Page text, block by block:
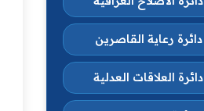
دائرة رعاية القاصرين
دائرة العلاقات العدلية